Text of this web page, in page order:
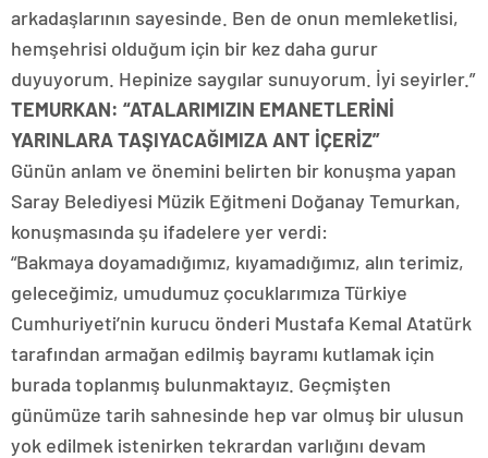
arkadaşlarının sayesinde. Ben de onun memleketlisi,
hemşehrisi olduğum için bir kez daha gurur
duyuyorum. Hepinize saygılar sunuyorum. İyi seyirler.”
TEMURKAN: “ATALARIMIZIN EMANETLERİNİ
YARINLARA TAŞIYACAĞIMIZA ANT İÇERİZ”
Günün anlam ve önemini belirten bir konuşma yapan
Saray Belediyesi Müzik Eğitmeni Doğanay Temurkan,
konuşmasında şu ifadelere yer verdi:
“Bakmaya doyamadığımız, kıyamadığımız, alın terimiz,
geleceğimiz, umudumuz çocuklarımıza Türkiye
Cumhuriyeti’nin kurucu önderi Mustafa Kemal Atatürk
tarafından armağan edilmiş bayramı kutlamak için
burada toplanmış bulunmaktayız. Geçmişten
günümüze tarih sahnesinde hep var olmuş bir ulusun
yok edilmek istenirken tekrardan varlığını devam